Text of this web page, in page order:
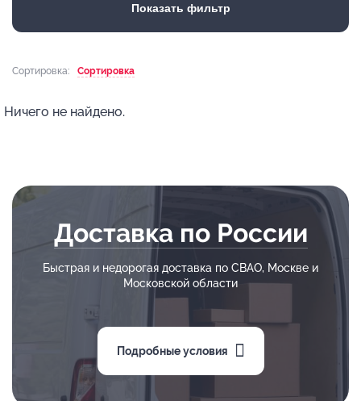
Показать фильтр
Сортировка: Сортировка
Ничего не найдено.
Доставка по России
Быстрая и недорогая доставка по СВАО, Москве и
Московской области
Подробные условия